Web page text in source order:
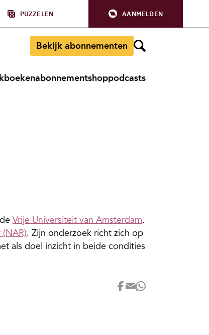
PUZZELEN AANMELDEN
Bekijk abonnementen
abonnementshoppodcasts
Vrije Universiteit van Amsterdam.
. Zijn onderzoek richt zich op
als doel inzicht in beide condities